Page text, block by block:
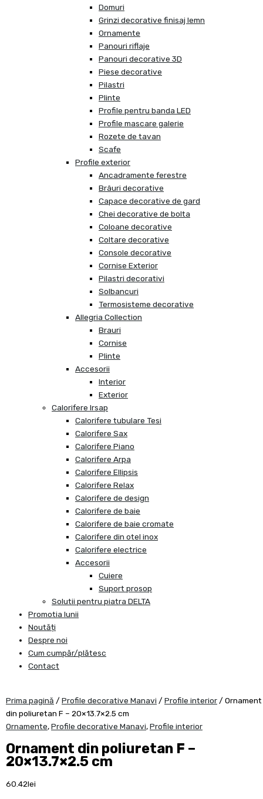
Domuri
Grinzi decorative finisaj lemn
Ornamente
Panouri riflaje
Panouri decorative 3D
Piese decorative
Pilastri
Plinte
Profile pentru banda LED
Profile mascare galerie
Rozete de tavan
Scafe
Profile exterior
Ancadramente ferestre
Brâuri decorative
Capace decorative de gard
Chei decorative de bolta
Coloane decorative
Coltare decorative
Console decorative
Cornise Exterior
Pilastri decorativi
Solbancuri
Termosisteme decorative
Allegria Collection
Brauri
Cornise
Plinte
Accesorii
Interior
Exterior
Calorifere Irsap
Calorifere tubulare Tesi
Calorifere Sax
Calorifere Piano
Calorifere Arpa
Calorifere Ellipsis
Calorifere Relax
Calorifere de design
Calorifere de baie
Calorifere de baie cromate
Calorifere din otel inox
Calorifere electrice
Accesorii
Cuiere
Suport prosop
Solutii pentru piatra DELTA
Promotia lunii
Noutăți
Despre noi
Cum cumpăr/plătesc
Contact
Prima pagină / Profile decorative Manavi / Profile interior/ Ornament
din poliuretan F – 20×13.7×2.5 cm
Ornamente,Profile decorative Manavi,Profile interior
Ornament din poliuretan F –
20×13.7×2.5 cm
60.42lei